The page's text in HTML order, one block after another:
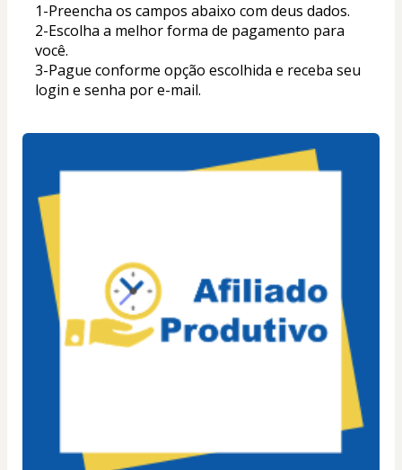
1-Preencha os campos abaixo com deus dados.
2-Escolha a melhor forma de pagamento para
você.
3-Pague conforme opção escolhida e receba seu
login e senha por e-mail.